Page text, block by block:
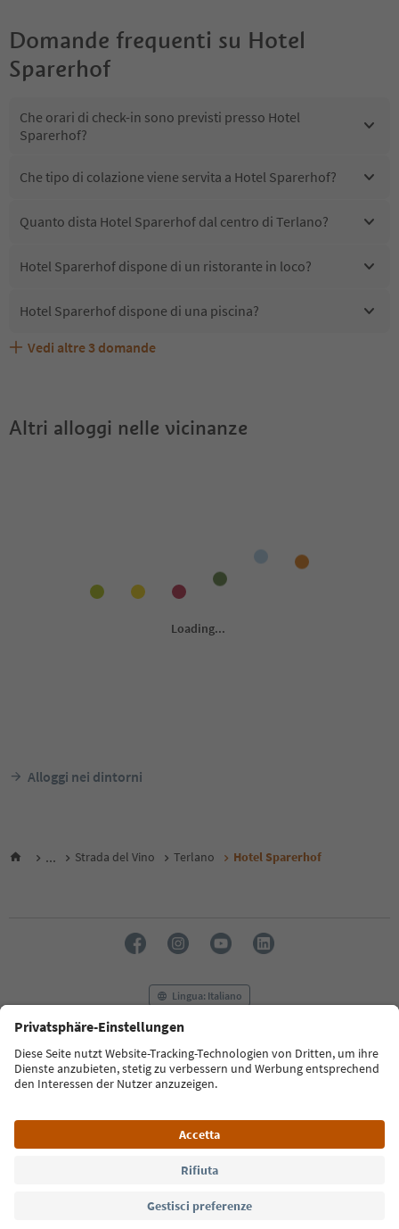
Domande frequenti su Hotel
Sparerhof
Che orari di check-in sono previsti presso Hotel
Sparerhof?
Che tipo di colazione viene servita a Hotel Sparerhof?
Quanto dista Hotel Sparerhof dal centro di Terlano?
Hotel Sparerhof dispone di un ristorante in loco?
Hotel Sparerhof dispone di una piscina?
Hotel Sparerhof accetta animali domestici?
Quali servizi/attività sono disponibili presso Hotel
Gli ospiti di Hotel Sparerhof ricevono l'Alto Adige Guest
Vedi altre 3 domande
Altri alloggi nelle vicinanze
Alloggi nei dintorni
... Strada del Vino Terlano Hotel Sparerhof
Lingua: Italiano
FAQ Contatti Press MICE
Privacy Policy
Termini e condizioni
Crediti
Cookie Policy
Alto Adige B2B